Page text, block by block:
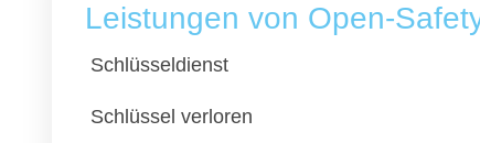
Leistungen von Open-
Schlüsseldienst
Schlüssel verloren